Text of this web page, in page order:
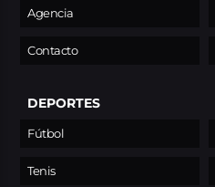
Agencia
Contacto
DEPORTES
Fútbol
Tenis